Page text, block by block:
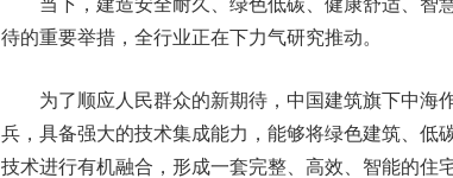
当下，建造安全耐久、绿色低碳、健康舒适、智
待的重要举措，全行业正在下力气研究推动。
为了顺应人民群众的新期待，中国建筑旗下中海
兵，具备强大的技术集成能力，能够将绿色建筑、低
技术进行有机融合，形成一套完整、高效、智能的住